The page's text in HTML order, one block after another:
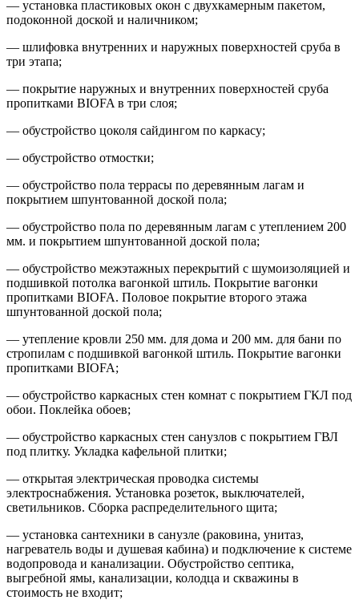
— установка пластиковых окон с двухкамерным пакетом,
подоконной доской и наличником;
— шлифовка внутренних и наружных поверхностей сруба в
три этапа;
— покрытие наружных и внутренних поверхностей сруба
пропитками BIOFA в три слоя;
— обустройство цоколя сайдингом по каркасу;
— обустройство отмостки;
— обустройство пола террасы по деревянным лагам и
покрытием шпунтованной доской пола;
— обустройство пола по деревянным лагам с утеплением 200
мм. и покрытием шпунтованной доской пола;
— обустройство межэтажных перекрытий с шумоизоляцией и
подшивкой потолка вагонкой штиль. Покрытие вагонки
пропитками BIOFA. Половое покрытие второго этажа
шпунтованной доской пола;
— утепление кровли 250 мм. для дома и 200 мм. для бани по
стропилам с подшивкой вагонкой штиль. Покрытие вагонки
пропитками BIOFA;
— обустройство каркасных стен комнат с покрытием ГКЛ под
обои. Поклейка обоев;
— обустройство каркасных стен санузлов с покрытием ГВЛ
под плитку. Укладка кафельной плитки;
— открытая электрическая проводка системы
электроснабжения. Установка розеток, выключателей,
светильников. Сборка распределительного щита;
— установка сантехники в санузле (раковина, унитаз,
нагреватель воды и душевая кабина) и подключение к системе
водопровода и канализации. Обустройство септика,
выгребной ямы, канализации, колодца и скважины в
стоимость не входит;